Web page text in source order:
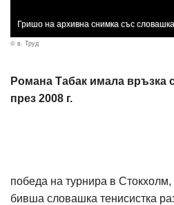
Гришо на архивна снимка със
© в. Труд
Романа Табак имала връзка
през 2008 г.
победа на турнира в
бивша словашка тенисистка